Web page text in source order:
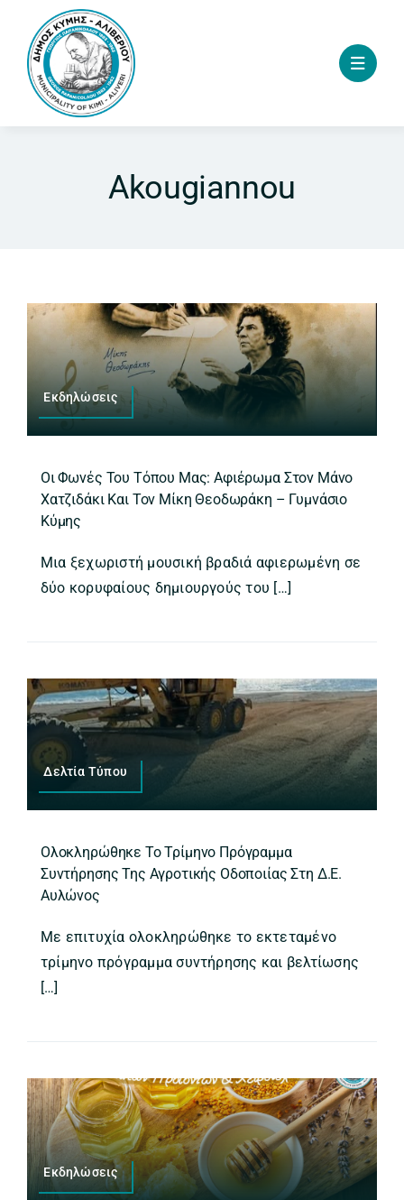
content
Akougiannou
Εκδηλώσεις
Οι Φωνές Του Τόπου Μας: Αφιέρωμα Στον Μάνο
Χατζιδάκι Και Τον Μίκη Θεοδωράκη – Γυμνάσιο
Κύμης
Μια ξεχωριστή μουσική βραδιά αφιερωμένη σε
δύο κορυφαίους δημιουργούς του […]
Δελτία Τύπου
Ολοκληρώθηκε Το Τρίμηνο Πρόγραμμα
Συντήρησης Της Αγροτικής Οδοποιίας Στη Δ.Ε.
Αυλώνος
Με επιτυχία ολοκληρώθηκε το εκτεταμένο
τρίμηνο πρόγραμμα συντήρησης και βελτίωσης
[…]
Εκδηλώσεις